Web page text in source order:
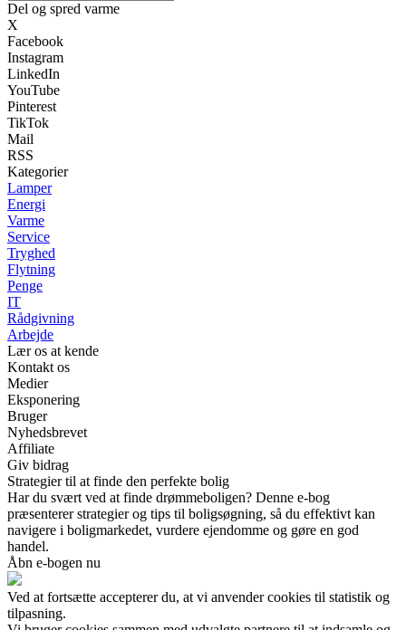
Del og spred varme
X
Facebook
Instagram
LinkedIn
YouTube
Pinterest
TikTok
Mail
RSS
Kategorier
Lamper
Energi
Varme
Service
Tryghed
Flytning
Penge
IT
Rådgivning
Arbejde
Lær os at kende
Kontakt os
Medier
Eksponering
Bruger
Nyhedsbrevet
Affiliate
Giv bidrag
Strategier til at finde den perfekte bolig
Har du svært ved at finde drømmeboligen? Denne e-bog
præsenterer strategier og tips til boligsøgning, så du effektivt kan
navigere i boligmarkedet, vurdere ejendomme og gøre en god
handel.
Åbn e-bogen nu
Ved at fortsætte accepterer du, at vi anvender cookies til statistik og
tilpasning.